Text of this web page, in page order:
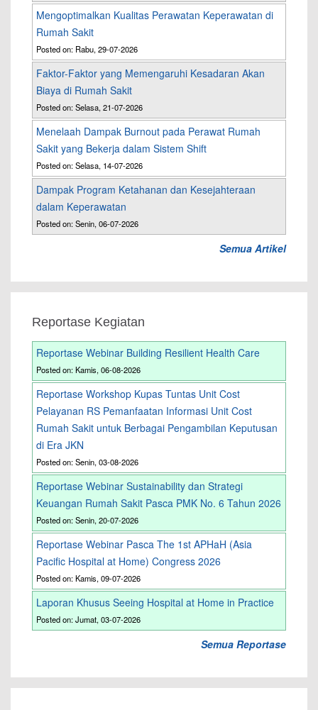
Mengoptimalkan Kualitas Perawatan Keperawatan di
Rumah Sakit
Posted on: Rabu, 29-07-2026
Faktor-Faktor yang Memengaruhi Kesadaran Akan
Biaya di Rumah Sakit
Posted on: Selasa, 21-07-2026
Menelaah Dampak Burnout pada Perawat Rumah
Sakit yang Bekerja dalam Sistem Shift
Posted on: Selasa, 14-07-2026
Dampak Program Ketahanan dan Kesejahteraan
dalam Keperawatan
Posted on: Senin, 06-07-2026
Semua Artikel
Reportase Kegiatan
Reportase Webinar Building Resilient Health Care
Posted on: Kamis, 06-08-2026
Reportase Workshop Kupas Tuntas Unit Cost
Pelayanan RS Pemanfaatan Informasi Unit Cost
Rumah Sakit untuk Berbagai Pengambilan Keputusan
di Era JKN
Posted on: Senin, 03-08-2026
Reportase Webinar Sustainability dan Strategi
Keuangan Rumah Sakit Pasca PMK No. 6 Tahun 2026
Posted on: Senin, 20-07-2026
Reportase Webinar Pasca The 1st APHaH (Asia
Pacific Hospital at Home) Congress 2026
Posted on: Kamis, 09-07-2026
Laporan Khusus Seeing Hospital at Home in Practice
Posted on: Jumat, 03-07-2026
Semua Reportase